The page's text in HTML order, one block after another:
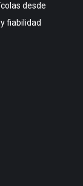
desde
fiabilidad